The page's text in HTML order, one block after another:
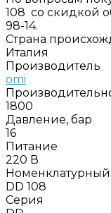
108 со скидкой
98-14.
Страна
Италия
Производитель
omi
1800
Давление, бар
16
Питание
220 В
DD 108
Серия